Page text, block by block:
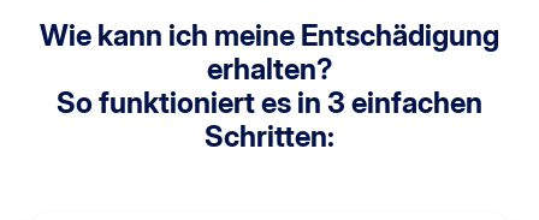
Wie kann ich meine Entschädigung
erhalten?
So funktioniert es in 3 einfachen
Schritten: